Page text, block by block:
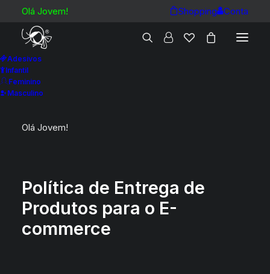
Olá Jovem! Shopping Conta
Adesivos
Infantil
Feminino
Masculino
Olá Jovem!
POLÍTICA DE ENTREGA
DE PRODUTOS
Política de Entrega de
Produtos para o E-
commerce